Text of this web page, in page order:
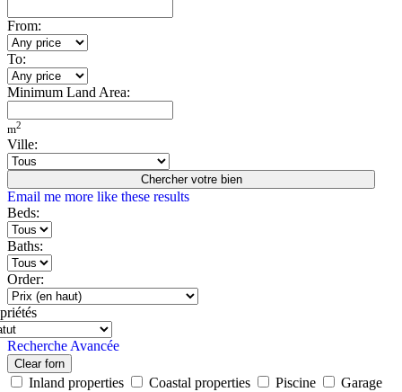
From:
To:
Minimum Land Area:
m2
Ville:
Chercher votre bien
Email me more like these results
Beds:
Baths:
Order:
Recherche Avancée
Clear forn
Inland properties Coastal properties Piscine
Garage